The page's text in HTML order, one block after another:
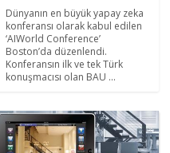
Dünyanın en büyük yapay zeka
konferansı olarak kabul edilen
‘AIWorld Conference’
Boston’da düzenlendi.
Konferansın ilk ve tek Türk
konuşmacısı olan BAU ...